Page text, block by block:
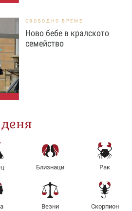
СВОБОДНО ВРЕМЕ
Ново бебе в кралското
семейство
Близнаци Рак
Везни Скорпион